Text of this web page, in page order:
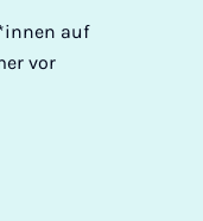
auf
vor